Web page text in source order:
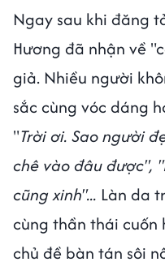
Ngay sau khi đăng
Hương đã nhận về
giả. Nhiều người
sắc cùng vóc dáng
"Trời ơi. Sao người
chê vào đâu được",
cũng xinh"... Làn da
cùng thần thái cuốn
chủ đề bàn tán sôi